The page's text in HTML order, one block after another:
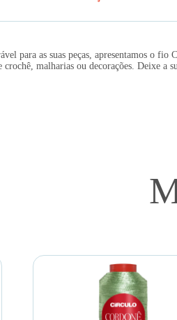
para as suas peças, apresentamos o
malharias ou decorações. Deixe a